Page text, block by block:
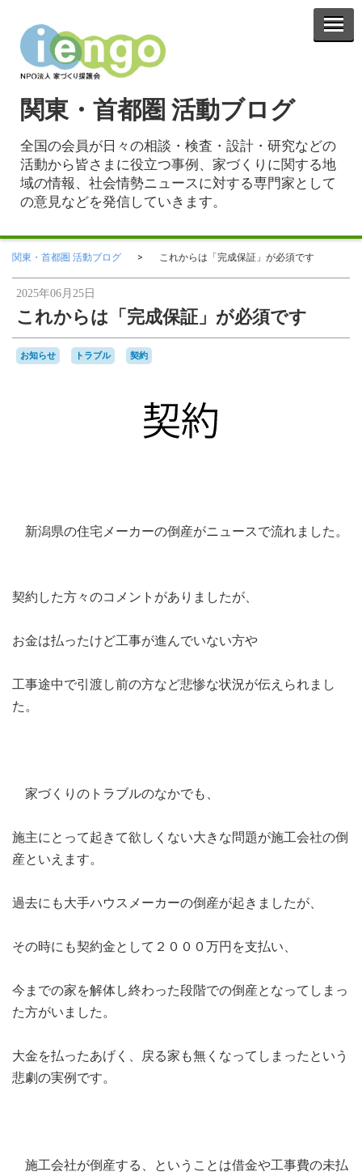
関東・首都圏 活動ブログ
全国の会員が日々の相談・検査・設計・研究などの
活動から皆さまに役立つ事例、家づくりに関する地
域の情報、社会情勢ニュースに対する専門家として
の意見などを発信していきます。
関東・首都圏 活動ブログ これからは「完成保証」が必須です
2025年06月25日
これからは「完成保証」が必須です
お知らせ トラブル 契約
新潟県の住宅メーカーの倒産がニュースで流れました。
契約した方々のコメントがありましたが、
お金は払ったけど工事が進んでいない方や
工事途中で引渡し前の方など悲惨な状況が伝えられまし
た。
家づくりのトラブルのなかでも、
施主にとって起きて欲しくない大きな問題が施工会社の倒
産といえます。
過去にも大手ハウスメーカーの倒産が起きましたが、
その時にも契約金として２０００万円を支払い、
今までの家を解体し終わった段階での倒産となってしまっ
た方がいました。
大金を払ったあげく、戻る家も無くなってしまったという
悲劇の実例です。
施工会社が倒産する、ということは借金や工事費の未払